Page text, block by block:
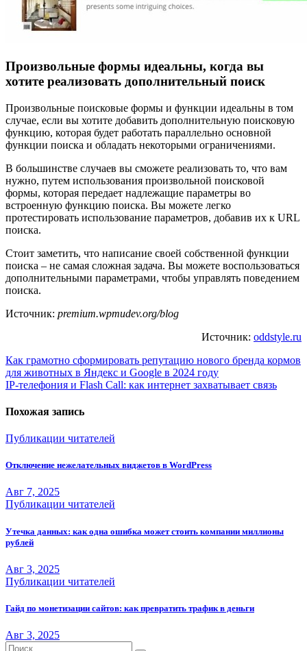
Произвольные формы идеальны, когда вы
хотите реализовать дополнительный поиск
Произвольные поисковые формы и функции идеальны в том
случае, если вы хотите добавить дополнительную поисковую
функцию, которая будет работать параллельно основной
функции поиска и обладать некоторыми ограничениями.
В большинстве случаев вы сможете реализовать то, что вам
нужно, путем использования произвольной поисковой
формы, которая передает надлежащие параметры во
встроенную функцию поиска. Вы можете легко
протестировать использование параметров, добавив их к URL
поиска.
Стоит заметить, что написание своей собственной функции
поиска – не самая сложная задача. Вы можете воспользоваться
дополнительными параметрами, чтобы управлять поведением
поиска.
Источник: premium.wpmudev.org/blog
Источник: oddstyle.ru
Навигация
по
Как грамотно сформировать репутацию нового бренда кормов
для животных в Яндекс и Google в 2024 году
IP-телефония и Flash Call: как интернет захватывает связь
Похожая запись
Публикации читателей
Отключение нежелательных виджетов в WordPress
Авг 7, 2025
Публикации читателей
Утечка данных: как одна ошибка может стоить компании миллионы
рублей
Авг 3, 2025
Публикации читателей
Гайд по монетизации сайтов: как превратить трафик в деньги
Авг 3, 2025